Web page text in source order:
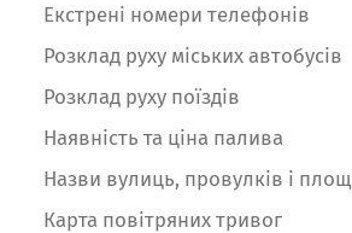
Екстрені номери телефонів
Розклад руху міських автобусів
Розклад руху поїздів
Наявність та ціна палива
Назви вулиць, провулків і площ
Карта повітряних тривог